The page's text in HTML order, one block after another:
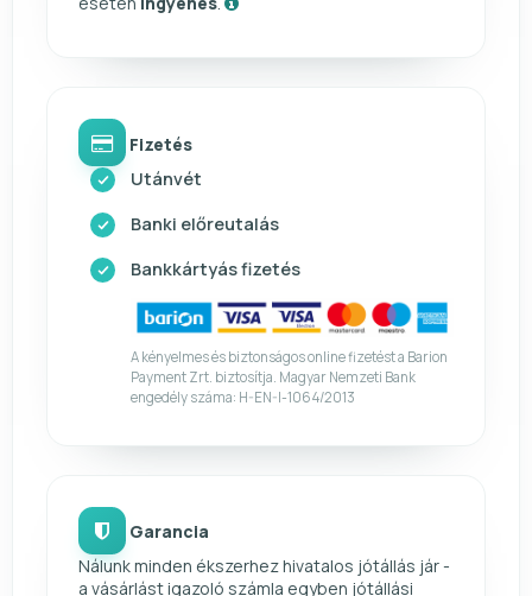
Fizetés
Utánvét
Banki előreutalás
Bankkártyás fizetés
A kényelmes és biztonságos online fizetést a Barion
Payment Zrt. biztosítja. Magyar Nemzeti Bank
engedély száma: H-EN-I-1064/2013
Garancia
Nálunk minden ékszerhez hivatalos jótállás jár -
a vásárlást igazoló számla egyben jótállási